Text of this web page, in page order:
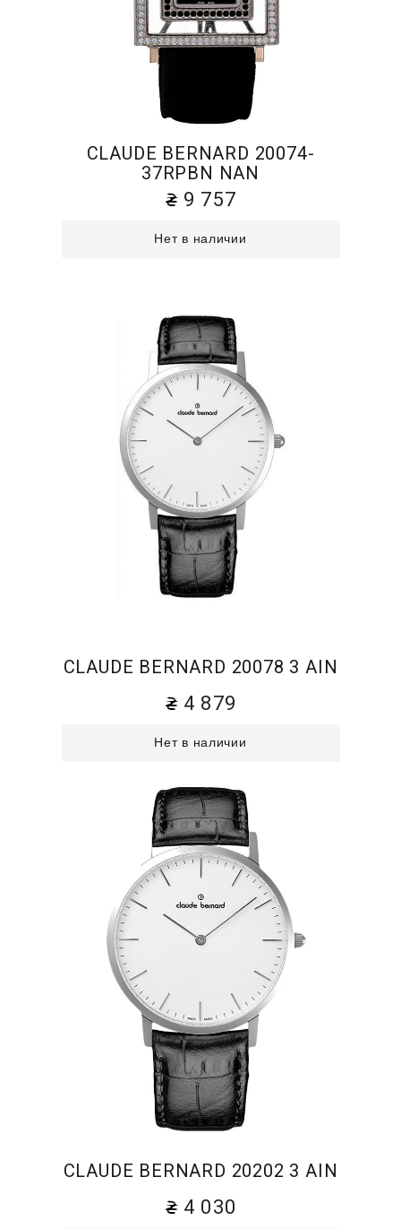
CLAUDE BERNARD 20074-
37RPBN NAN
9 757
Нет в наличии
CLAUDE BERNARD 20078 3 AIN
4 879
Нет в наличии
CLAUDE BERNARD 20202 3 AIN
4 030